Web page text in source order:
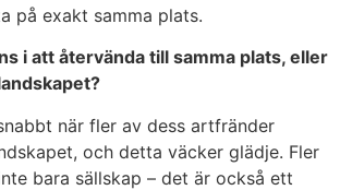
på exakt samma plats.
i att återvända till samma plats, eller
när fler av dess artfränder
och detta väcker glädje. Fler
bara sällskap – det är också ett